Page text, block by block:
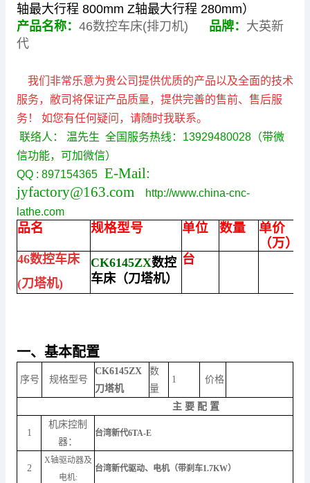
轴最大行程 800mm Z轴最大行程 280mm）
产品名称： 46数控车床(排刀机) 品牌： 大英新
代
我们非常乐意为贵公司提供优质的产品以及全面的技术
服务，敝司将保证产品质量，提供完善的售前、售后服
务！ 如您有任何疑问，请随时我联系。
联络人： 温先生 全国服务热线：13929480028（带微
信功能，可加微信）
QQ : 897154365 E-Mail:
jyfactory@163.com
http://www.china-cnc-
lathe.com
品名 规格型号 单位 数量
单价
（万）
46数控车床
(刀塔机)
CK6145ZX数控
车床（刀塔机）
台
一、基本配置
序号 规格型号
CK6145ZX
刀塔机
数
量
1 价格
主 要 配 置
1
机床控制
器：
台湾新代6TA-E
2
X轴驱动器及
电机:
台湾新代驱动、电机（带刹车1.7KW）